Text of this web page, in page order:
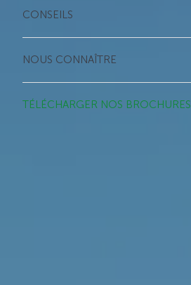
CONSEILS
NOUS CONNAÎTRE
TÉLÉCHARGER NOS BROCHURES